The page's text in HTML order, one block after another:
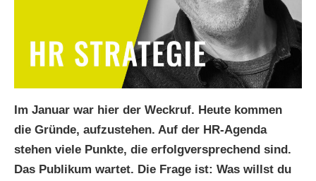
Im Januar war hier der Weckruf. Heute kommen
die Gründe, aufzustehen. Auf der HR-Agenda
stehen viele Punkte, die erfolgversprechend sind.
Das Publikum wartet. Die Frage ist: Was willst du